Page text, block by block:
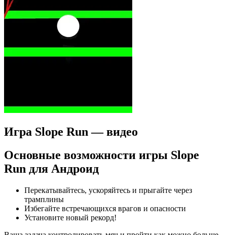
Игра Slope Run — видео
Основные возможности игры Slope
Run для Андроид
Перекатывайтесь, ускоряйтесь и прыгайте через
трамплины
Избегайте встречающихся врагов и опасности
Установите новый рекорд!